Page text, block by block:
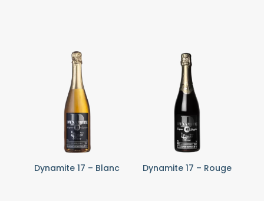
Dynamite 17 – Blanc Dynamite 17 – Rouge